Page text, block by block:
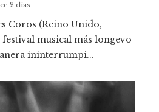
2 días
Coros (Reino Unido,
festival musical más longevo
ininterrumpi...